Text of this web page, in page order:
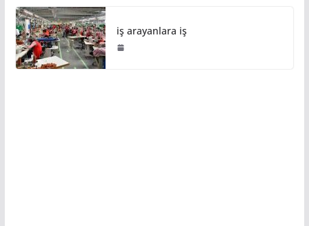
iş arayanlara iş